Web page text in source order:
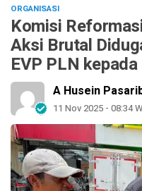
ORGANISASI
Komisi
Aksi Brutal
EVP PLN
A Husein
11 Nov 2025 - 08:34